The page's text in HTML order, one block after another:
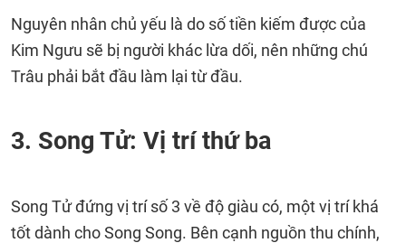
Nguyên nhân chủ yếu là do số tiền kiếm được của
Kim Ngưu sẽ bị người khác lừa dối, nên những chú
Trâu phải bắt đầu làm lại từ đầu.
3. Song Tử: Vị trí thứ ba
Song Tử đứng vị trí số 3 về độ giàu có, một vị trí khá
tốt dành cho Song Song. Bên cạnh nguồn thu chính,